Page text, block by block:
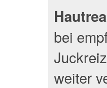
bei
weiter